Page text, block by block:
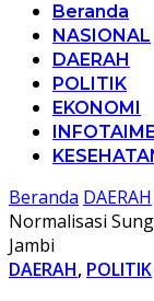
Beranda
NASIONAL
DAERAH
POLITIK
EKONOMI
Beranda DAERAH
Normalisasi
Jambi
DAERAH, POLITIK